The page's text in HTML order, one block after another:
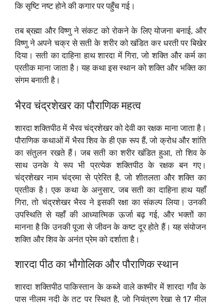
कि सृष्टि नष्ट होने की कगार पर पहुँच गई।
तब ब्रह्मा और विष्णु ने संकट को रोकने के लिए योजना बनाई, और
विष्णु ने अपने चक्र से सती के शरीर को खंडित कर धरती पर बिखेर
दिया। सती का दाहिना हाथ शारदा में गिरा, जो शक्ति और कर्म का
प्रतीक माना जाता है। यह कथा इस स्थान को शक्ति और भक्ति का
संगम बनाती है।
भैरव चंद्रशेखर का पौराणिक महत्व
शारदा शक्तिपीठ में भैरव चंद्रशेखर को देवी का रक्षक माना जाता है।
पौराणिक कथाओं में भैरव शिव के ही एक रूप हैं, जो क्रोध और शांति
का संतुलन रखते हैं। जब सती का शरीर खंडित हुआ, तो शिव के
साथ उनके ये रूप भी प्रत्येक शक्तिपीठ के रक्षक बन गए।
चंद्रशेखर नाम चंद्रमा से प्रेरित है, जो शीतलता और शक्ति का
प्रतीक है। एक कथा के अनुसार, जब सती का दाहिना हाथ यहाँ
गिरा, तो चंद्रशेखर भैरव ने इसकी रक्षा का संकल्प लिया। उनकी
उपस्थिति से यहाँ की आध्यात्मिक ऊर्जा बढ़ गई, और भक्तों का
मानना है कि उनकी पूजा से जीवन के कष्ट दूर होते हैं। यह संयोजन
शक्ति और शिव के अनंत प्रेम को दर्शाता है।
शारदा पीठ का भौगोलिक और पौराणिक स्थान
शारदा शक्तिपीठ पाकिस्तान के कब्जे वाले कश्मीर में शारदा गाँव के
पास नीलम नदी के तट पर स्थित है, जो नियंत्रण रेखा से 17 मील